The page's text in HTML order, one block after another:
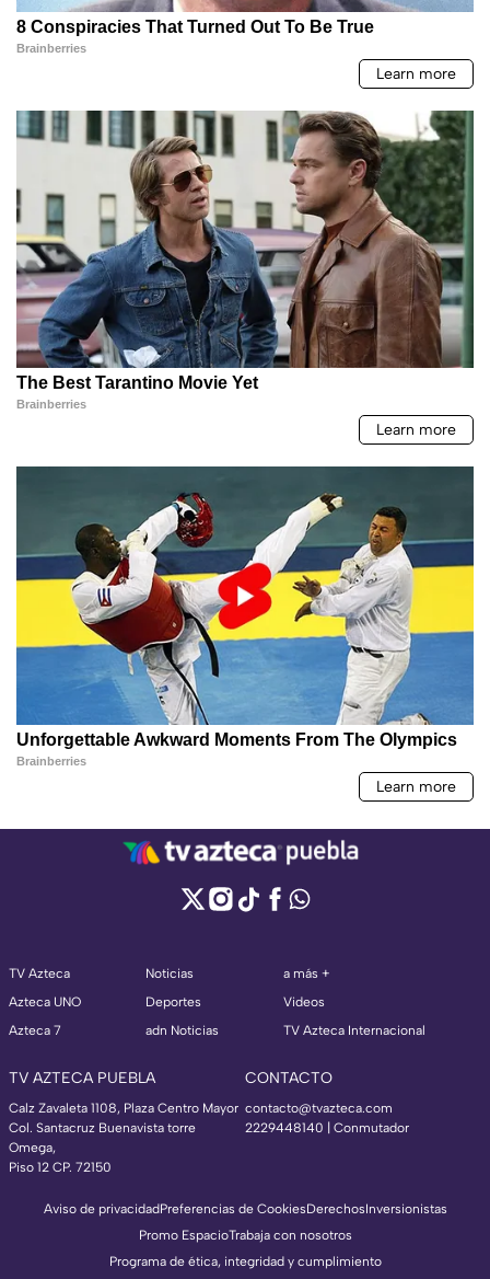
TV Azteca
Azteca UNO
Azteca 7
Noticias
Deportes
adn Noticias
a más +
Videos
TV Azteca Internacional
TV AZTECA PUEBLA
Calz Zavaleta 1108, Plaza Centro Mayor
Col. Santacruz Buenavista torre
Omega,
Piso 12 CP. 72150
CONTACTO
contacto@tvazteca.com
2229448140 | Conmutador
Aviso de privacidadPreferencias de CookiesDerechosInversionistas
Promo EspacioTrabaja con nosotros
Programa de ética, integridad y cumplimiento